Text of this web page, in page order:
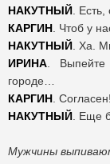
НАКУТНЫЙ . Есть,
КАРГИН . Чтоб у
НАКУТНЫЙ . Ха.
ИРИНА .
городе…
КАРГИН . Согласен!
НАКУТНЫЙ . Еще
Мужчины